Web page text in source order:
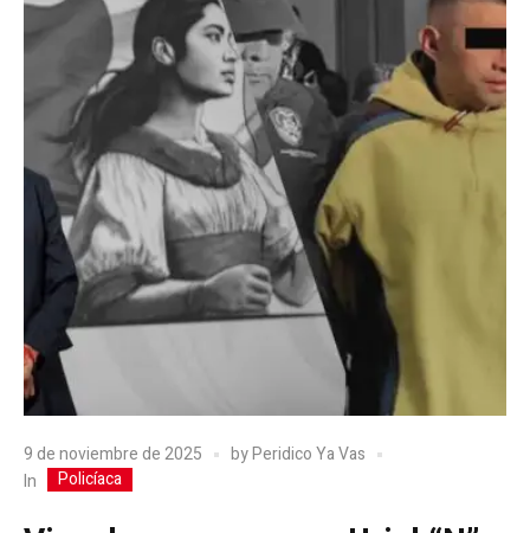
9 de noviembre de 2025 byPeridico Ya Vas
In
Policíaca